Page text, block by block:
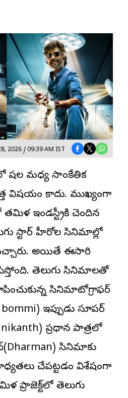
2026 / 09:39 AM IST
భాషల మధ్య సాంకేతిక
విషయం కాదు. ముఖ్యంగా
ఇండస్ట్రీకి చెందిన
స్టార్ హీరోల సినిమాల్లో
అయితే ఈసారి
తెలుగు సినిమాల‌తో
సినిమాటోగ్రాఫర్
ఇప్పుడు సూపర్
ప్రధాన పాత్రలో
సినిమాకు
చేపట్టడం విశేషంగా
ప్రాజెక్ట్‌లో తెలుగు